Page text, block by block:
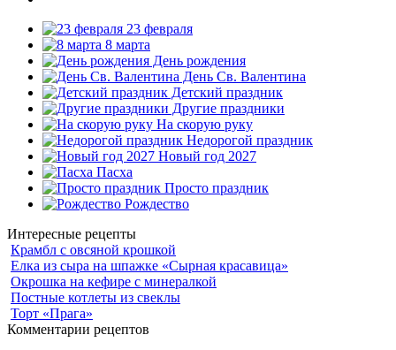
23 февраля
8 марта
День рождения
День Св. Валентина
Детский праздник
Другие праздники
На скорую руку
Недорогой праздник
Новый год 2027
Пасха
Просто праздник
Рождество
Интересные рецепты
Крамбл с овсяной крошкой
Елка из сыра на шпажке «Сырная красавица»
Окрошка на кефире с минералкой
Постные котлеты из свеклы
Торт «Прага»
Комментарии рецептов